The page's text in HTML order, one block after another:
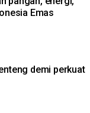
Emas
demi perkuat